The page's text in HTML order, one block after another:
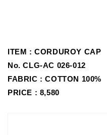
ITEM : CORDUROY CAP
No.CLG-AC 026-012
FABRIC : COTTON 100%
PRICE : 8,580